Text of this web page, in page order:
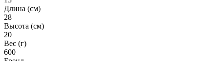
Длина (см)
28
Высота (см)
20
Вес (г)
600